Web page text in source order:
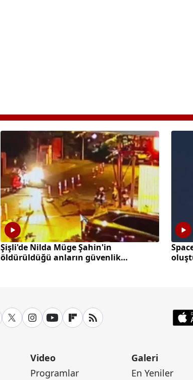
Şişli'de Nilda Müge Şahin'in
öldürüldüğü anların güvenlik
Video
Programlar
Galeri
En Yeniler